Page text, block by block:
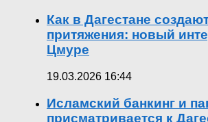
Как в Дагестане
притяжения: новый
Цмуре
19.03.2026 16:44
Исламский банкинг и
присматривается к